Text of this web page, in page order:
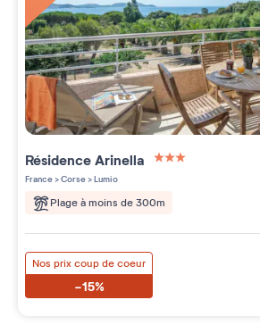
RésidenceArinella
France>Corse>Lumio
Plage à moins de 300m
Nos prix coup de coeur
-15%